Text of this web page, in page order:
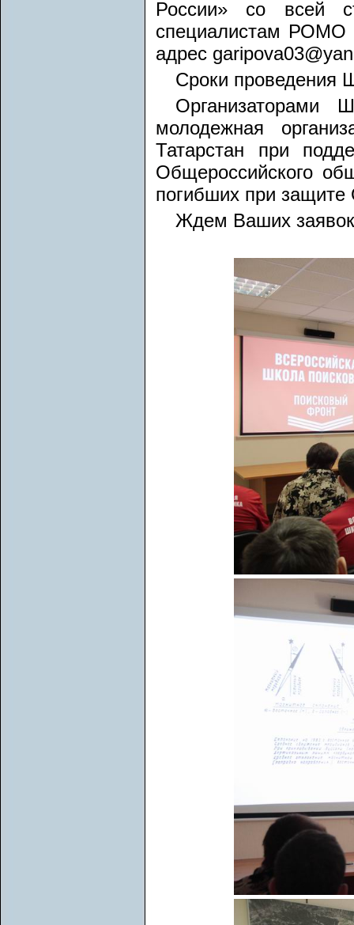
России» со всей
специалистам РОМО
адрес
Сроки проведения
Организаторами
молодежная
Татарстан при
Общероссийского
погибших при защите
Ждем Ваших